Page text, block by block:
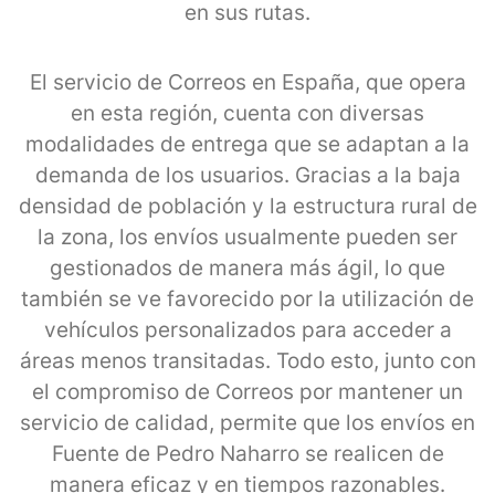
en sus rutas.
El servicio de Correos en España, que opera
en esta región, cuenta con diversas
modalidades de entrega que se adaptan a la
demanda de los usuarios. Gracias a la baja
densidad de población y la estructura rural de
la zona, los envíos usualmente pueden ser
gestionados de manera más ágil, lo que
también se ve favorecido por la utilización de
vehículos personalizados para acceder a
áreas menos transitadas. Todo esto, junto con
el compromiso de Correos por mantener un
servicio de calidad, permite que los envíos en
Fuente de Pedro Naharro se realicen de
manera eficaz y en tiempos razonables.